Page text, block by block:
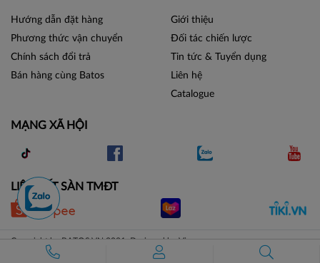
Hướng dẫn đặt hàng
Phương thức vận chuyển
Chính sách đổi trả
Bán hàng cùng Batos
Giới thiệu
Đối tác chiến lược
Tin tức & Tuyển dụng
Liên hệ
Catalogue
MẠNG XÃ HỘI
LIÊN KẾT SÀN TMĐT
Copyright by BATOS.VN 2021. Designed by Vicogroup.vn